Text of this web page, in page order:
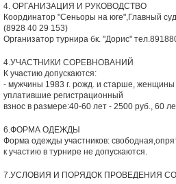
4. ОРГАНИЗАЦИЯ И РУКОВОДСТВО
Координатор "Сеньоры на юге",Главный
(8928 40 29 153)
Организатор турнира бк. "Дорис"
4.УЧАСТНИКИ СОРЕВНОВАНИЙ
К участию допускаются:
- мужчины 1983 г. рожд. и старше,
уплатившие регистрационный
взнос в размере:40-60 лет - 2500 руб., 60
6.ФОРМА ОДЕЖДЫ
Форма одежды участников:
к участию в турнире не допускаются.
7.УСЛОВИЯ И ПОРЯДОК ПРОВЕДЕНИЯ